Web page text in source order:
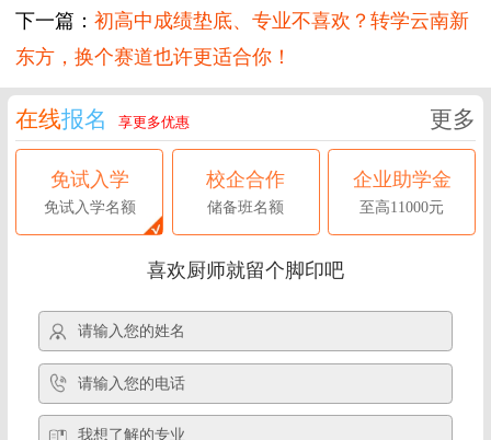
下一篇： 初高中成绩垫底、专业不喜欢？转学云南新
东方，换个赛道也许更适合你！
在线报名 享更多优惠 更多
免试入学
免试入学名额
校企合作
储备班名额
企业助学金
至高11000元
喜欢厨师就留个脚印吧